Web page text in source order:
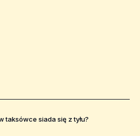
taksówce siada się z tyłu?